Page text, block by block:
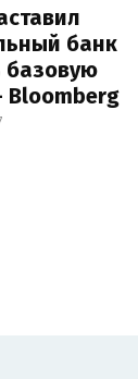
банк
базовую
Bloomberg